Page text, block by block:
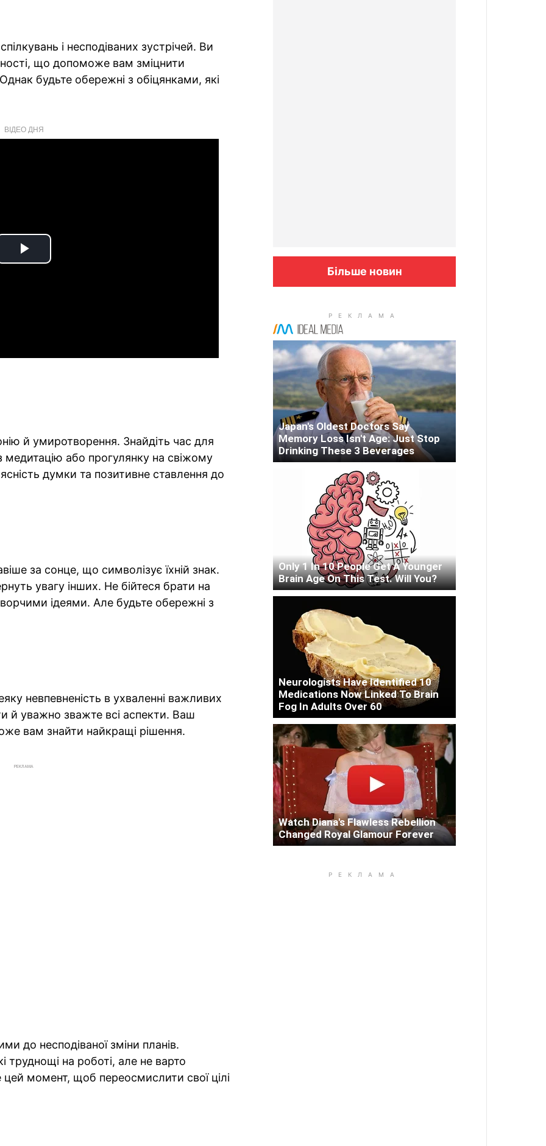
і несподіваних зустрічей. Ви
що допоможе вам зміцнити
будьте обережні з обіцянками, які
ВІДЕО ДНЯ
Play
й умиротворення. Знайдіть час для
або прогулянку на свіжому
думки та позитивне ставлення до
за сонце, що символізує їхній знак.
увагу інших. Не бійтеся брати на
ідеями. Але будьте обережні з
невпевненість в ухваленні важливих
й уважно зважте всі аспекти. Ваш
вам знайти найкращі рішення.
РЕКЛАМА
до несподіваної зміни планів.
на роботі, але не варто
момент, щоб переосмислити свої цілі
Більше новин
Japan's Oldest Doctors Say
Memory Loss Isn't Age: Just Stop
Drinking These 3 Beverages
Only 1 In 10 People Get A Younger
Brain Age On This Test. Will You?
Neurologists Have Identified 10
Medications Now Linked To Brain
Fog In Adults Over 60
Watch Diana's Flawless Rebellion
Changed Royal Glamour Forever